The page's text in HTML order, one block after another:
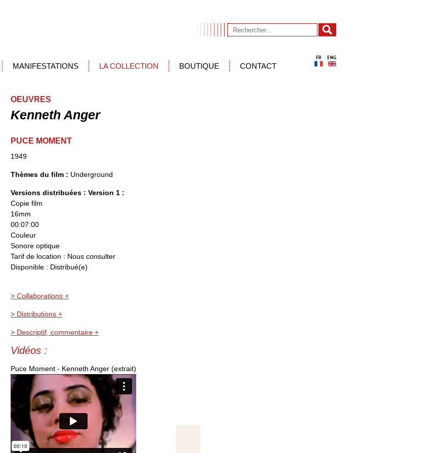
MANIFESTATIONS LA COLLECTION BOUTIQUE CONTACT
OEUVRES
Kenneth Anger
PUCE MOMENT
1949
Thèmes du film : Underground
Versions distribuées : Version 1 :
Copie film
16mm
00:07:00
Couleur
Sonore optique
Tarif de location : Nous consulter
Disponible : Distribué(e)
> Collaborations +
> Distributions +
> Descriptif, commentaire +
Vidéos :
Puce Moment - Kenneth Anger (extrait)